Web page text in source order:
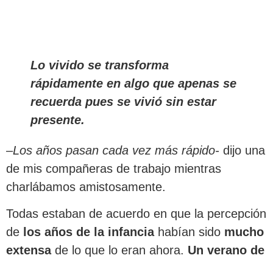
Lo vivido se transforma
rápidamente en algo que apenas se
recuerda pues se vivió sin estar
presente.
–Los años pasan cada vez más rápido- dijo una
de mis compañeras de trabajo mientras
charlábamos amistosamente.
Todas estaban de acuerdo en que la percepción
de los años de la infanciahabían sido mucho
extensade lo que lo eran ahora. Un verano de